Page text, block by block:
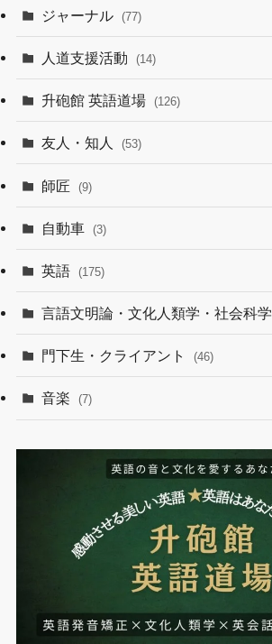
ジャーナル (77)
人道支援活動 (14)
升砲館 英語道場 (126)
友人・知人 (53)
師匠 (9)
自動車 (3)
英語 (175)
言語文明論・文化人類学・社会科学
門下生・クライアント (46)
音楽 (7)